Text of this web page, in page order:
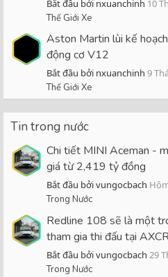
Bắt đầu bởi nxuanchinh 10
Thế Giới Xe
Aston Martin lùi kế
động cơ V12
Bắt đầu bởi nxuanchinh 9
Thế Giới Xe
Tin trong nước
Chi tiết MINI Aceman -
giá từ 2,419 tỷ đồng
Bắt đầu bởi vungocbach
Trong Nước
Redline 108 sẽ là một
tham gia thi đấu tại
Bắt đầu bởi vungocbach 29
Trong Nước